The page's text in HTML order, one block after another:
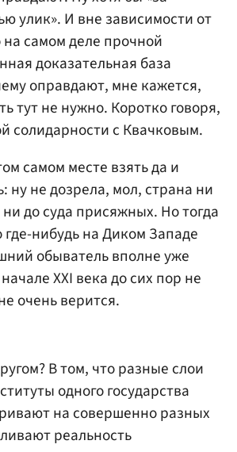
улик». И вне зависимости от
на самом деле прочной
доказательная база
оправдают, мне кажется,
тут не нужно. Коротко говоря,
солидарности с Квачковым.
самом месте взять да и
ну не дозрела, мол, страна ни
до суда присяжных. Но тогда
где-нибудь на Диком Западе
обыватель вполне уже
XXI века до сих пор не
очень верится.
В том, что разные слои
одного государства
на совершенно разных
реальность